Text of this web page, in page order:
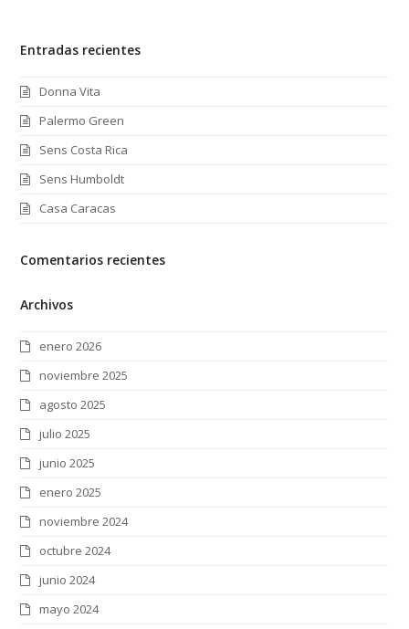
Entradas recientes
Donna Vita
Palermo Green
Sens Costa Rica
Sens Humboldt
Casa Caracas
Comentarios recientes
Archivos
enero 2026
noviembre 2025
agosto 2025
julio 2025
junio 2025
enero 2025
noviembre 2024
octubre 2024
junio 2024
mayo 2024